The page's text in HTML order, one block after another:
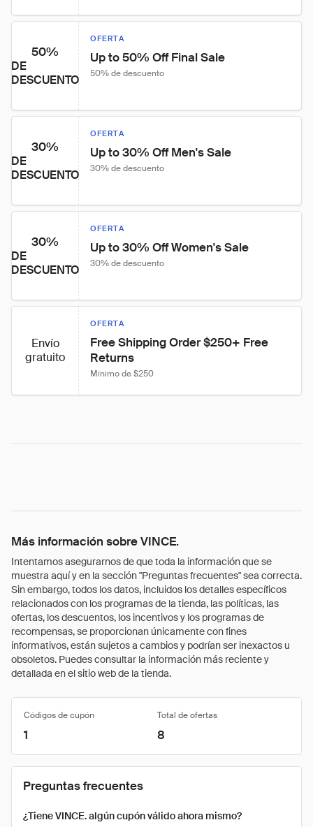
50%
DE
DESCUENTO
OFERTA
Up to 50% Off Final Sale
50% de descuento
30%
DE
DESCUENTO
OFERTA
Up to 30% Off Men's Sale
30% de descuento
30%
DE
DESCUENTO
OFERTA
Up to 30% Off Women's Sale
30% de descuento
Envío
gratuito
OFERTA
Free Shipping Order $250+ Free
Returns
Mínimo de $250
Más información sobre VINCE.
Intentamos asegurarnos de que toda la información que se
muestra aquí y en la sección "Preguntas frecuentes" sea correcta.
Sin embargo, todos los datos, incluidos los detalles específicos
relacionados con los programas de la tienda, las políticas, las
ofertas, los descuentos, los incentivos y los programas de
recompensas, se proporcionan únicamente con fines
informativos, están sujetos a cambios y podrían ser inexactos u
obsoletos. Puedes consultar la información más reciente y
detallada en el sitio web de la tienda.
Códigos de cupón Total de ofertas
1 8
Preguntas frecuentes
¿Tiene VINCE. algún cupón válido ahora mismo?